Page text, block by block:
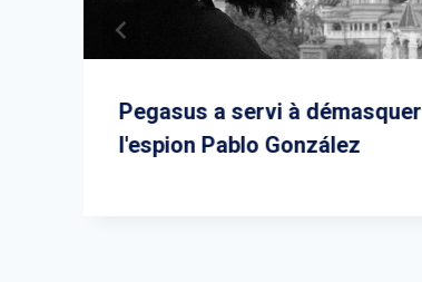
Pegasus a servi à démasquer
l'espion Pablo González